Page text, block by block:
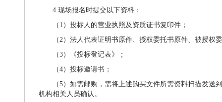
4.现场报名时提交以下资料：
（ 1）投标人的营业执照及资质证书复印件；
（2）法人代表证明书原件、授权委托书原件、被授权
（3）《投标登记表》；
（4） 投标邀请书；
（5） 如需邮购，需将上述购买文件所需资料扫描发送
机构相关人员确认。